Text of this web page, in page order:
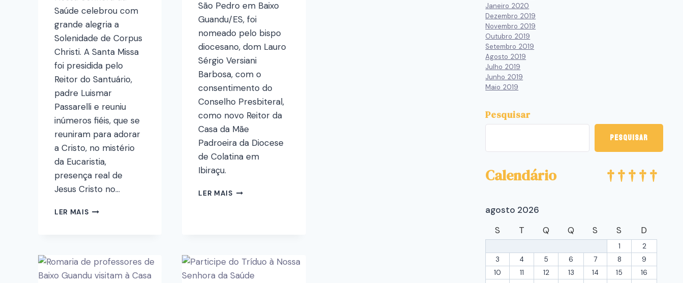
Saúde celebrou com
grande alegria a
Solenidade de Corpus
Christi. A Santa Missa
foi presidida pelo
Reitor do Santuário,
padre Luismar
Passarelli e reuniu
inúmeros fiéis, que se
reuniram para adorar
a Cristo, no mistério
da Eucaristia,
presença real de
Jesus Cristo no…
LER MAIS
São Pedro em Baixo
Guandu/ES, foi
nomeado pelo bispo
diocesano, dom Lauro
Sérgio Versiani
Barbosa, com o
consentimento do
Conselho Presbiteral,
como novo Reitor da
Casa da Mãe
Padroeira da Diocese
de Colatina em
Ibiraçu.
LER MAIS
Janeiro 2020
Dezembro 2019
Novembro 2019
Outubro 2019
Setembro 2019
Agosto 2019
Julho 2019
Junho 2019
Maio 2019
Pesquisar
Pesquisar
Calendário
agosto 2026
S
T Q Q S S D
1
2
3
4 5 6 7 8
9
10
11 12 13 14 15
16